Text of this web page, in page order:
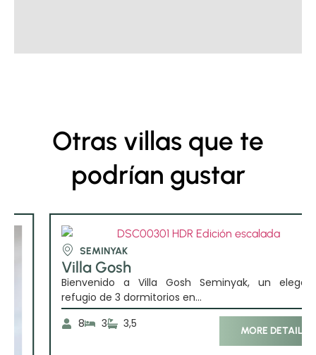
Otras villas que te
podrían gustar
SEMINYAK
Villa Gosh
Bienvenido a Villa Gosh Seminyak, un elegante
refugio de 3 dormitorios en...
3 3,5
MORE DETAIL